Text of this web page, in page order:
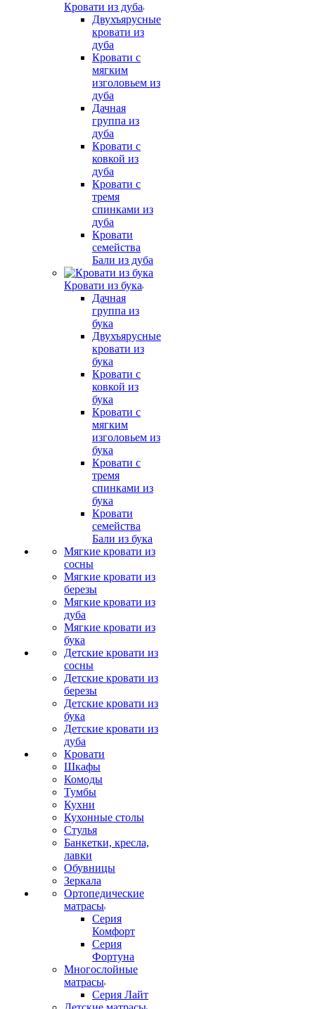
Кровати из дуба
Двухъярусные
кровати из
дуба
Кровати с
мягким
изголовьем из
дуба
Дачная
группа из
дуба
Кровати с
ковкой из
дуба
Кровати с
тремя
спинками из
дуба
Кровати
семейства
Бали из дуба
Кровати из бука
Дачная
группа из
бука
Двухъярусные
кровати из
бука
Кровати с
ковкой из
бука
Кровати с
мягким
изголовьем из
бука
Кровати с
тремя
спинками из
бука
Кровати
семейства
Бали из бука
Мягкие кровати из
сосны
Мягкие кровати из
березы
Мягкие кровати из
дуба
Мягкие кровати из
бука
Детские кровати из
сосны
Детские кровати из
березы
Детские кровати из
бука
Детские кровати из
дуба
Кровати
Шкафы
Комоды
Тумбы
Кухни
Кухонные столы
Стулья
Банкетки, кресла,
лавки
Обувницы
Зеркала
Ортопедические
матрасы
Серия
Комфорт
Серия
Фортуна
Многослойные
матрасы
Серия Лайт